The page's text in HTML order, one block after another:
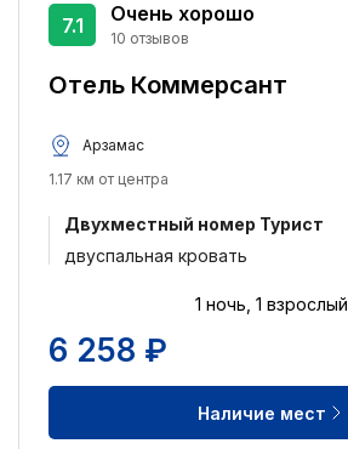
Отель Коммерсант
Очень хорошо
10 отзывов
7.1
Арзамас
1.17 км от центра
Двухместный номер Турист
двуспальная кровать
1 ночь, 1 взрослый
6 258 ₽
Наличие мест